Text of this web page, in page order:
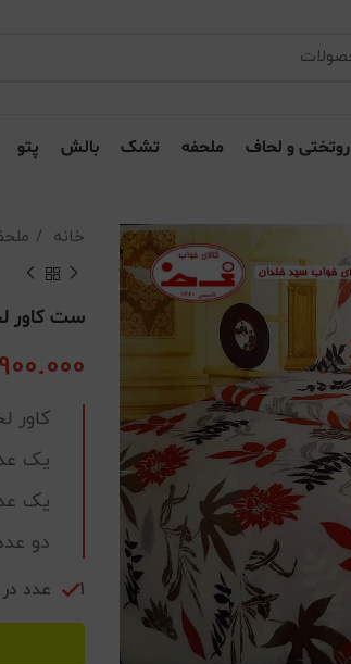
روتختی و لحاف ملحفه تشک بالش پتو
خانه
ست کاور
کاور لحاف
یک
یک
دو
1 عدد در انبار